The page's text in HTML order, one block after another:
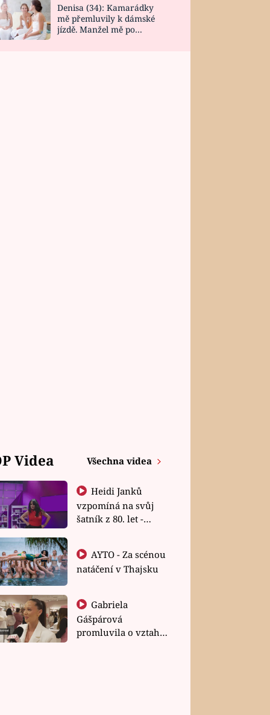
Denisa (34): Kamarádky
mě přemluvily k dámské
jízdě. Manžel mě po
Videa Všechna videa
Heidi Janků
vzpomíná na svůj
šatník z 80. let -
natáčení v Thajsku
Gabriela
Gášpárová
promluvila o vztahu